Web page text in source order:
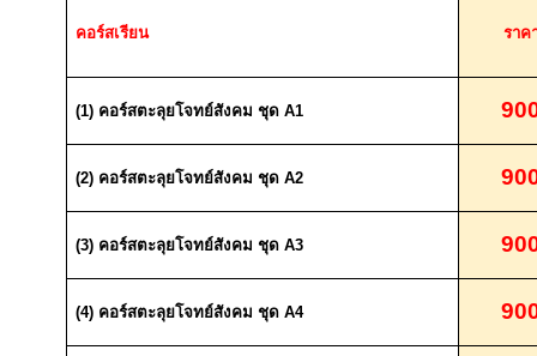
คอร์สเรียน ราค
(1) คอร์สตะลุยโจทย์สังคม ชุด A1
(2) คอร์สตะลุยโจทย์สังคม ชุด A2
(3) คอร์สตะลุยโจทย์สังคม ชุด A3
(4) คอร์สตะลุยโจทย์สังคม ชุด A4